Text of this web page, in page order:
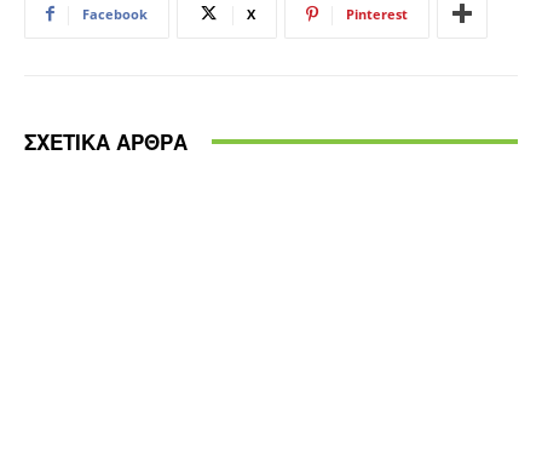
Facebook X Pinterest
ΣΧΕΤΙΚΑ ΑΡΘΡΑ